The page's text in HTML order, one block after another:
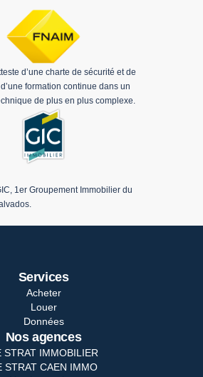
d’une charte de sécurité et de
formation continue dans un
de plus en plus complexe.
1er Groupement Immobilier du
Services
Acheter
Louer
Données
Nos agences
STRAT IMMOBILIER
STRAT CAEN IMMO